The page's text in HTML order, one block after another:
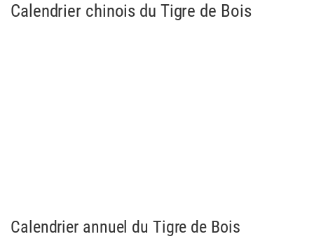
Calendrier chinois du Tigre de Bois
Calendrier annuel du Tigre de Bois